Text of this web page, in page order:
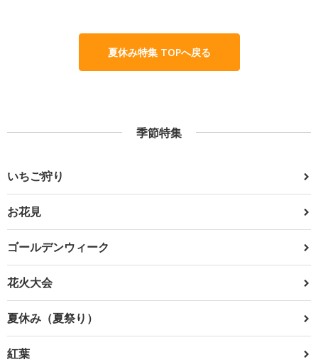
夏休み特集 TOPへ戻る
季節特集
いちご狩り
お花見
ゴールデンウィーク
花火大会
夏休み（夏祭り）
紅葉